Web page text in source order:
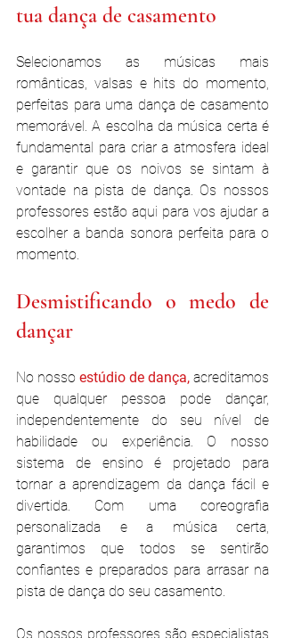
tua dança de casamento
Selecionamos as músicas mais
românticas, valsas e hits do momento,
perfeitas para uma dança de casamento
memorável. A escolha da música certa é
fundamental para criar a atmosfera ideal
e garantir que os noivos se sintam à
vontade na pista de dança. Os nossos
professores estão aqui para vos ajudar a
escolher a banda sonora perfeita para o
momento.
Desmistificando o medo de
dançar
No nosso estúdio de dança, acreditamos
que qualquer pessoa pode dançar,
independentemente do seu nível de
habilidade ou experiência. O nosso
sistema de ensino é projetado para
tornar a aprendizagem da dança fácil e
divertida. Com uma coreografia
personalizada e a música certa,
garantimos que todos se sentirão
confiantes e preparados para arrasar na
pista de dança do seu casamento.
Os nossos professores são especialistas